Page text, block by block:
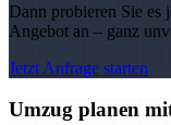
Dann probieren Sie es
Angebot an – ganz
Jetzt Anfrage starten
Umzug planen